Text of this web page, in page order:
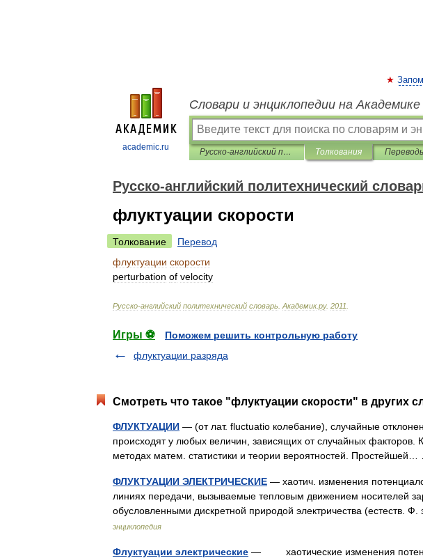
academic.ru
Словари и энциклопедии на Академике
Русско-английский политехнический словарь Толкования
Русско-английский политехнический
флуктуации скорости
Толкование
Перевод
флуктуации скорости
perturbation of velocity
Русско-английский политехнический словарь Академик.ру. 2011
Игры ⚽
Поможем решить контрольную работу
флуктуации разряда
Смотреть что такое "флуктуации скорости" в других
ФЛУКТУАЦИИ — (от лат. fluctuatio колебание), случайные
происходят у любых величин, зависящих от случайных факторов.
методах матем. статистики и теории вероятностей.
ФЛУКТУАЦИИ ЭЛЕКТРИЧЕСКИЕ — хаотич. изменения
линиях передачи, вызываемые тепловым движением носителей
обусловленными дискретной природой электричества (естеств.
энциклопедия
Флуктуации электрические — хаотические изменения